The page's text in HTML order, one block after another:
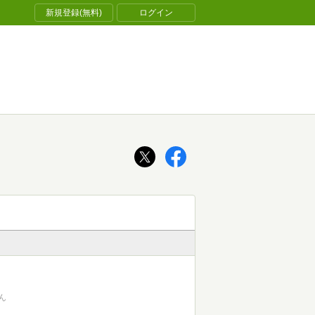
新規登録(無料) ログイン